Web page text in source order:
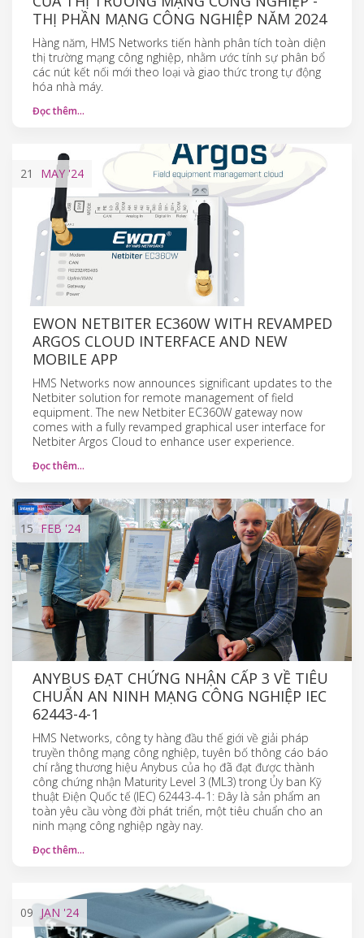
THỊ PHẦN MẠNG CÔNG NGHIỆP NĂM 2024
Hàng năm, HMS Networks tiến hành phân tích toàn diện
thị trường mạng công nghiệp, nhằm ước tính sự phân bổ
các nút kết nối mới theo loại và giao thức trong tự động
hóa nhà máy.
Đọc thêm…
21 MAY'24
EWON NETBITER EC360W WITH REVAMPED
ARGOS CLOUD INTERFACE AND NEW
MOBILE APP
HMS Networks now announces significant updates to the
Netbiter solution for remote management of field
equipment. The new Netbiter EC360W gateway now
comes with a fully revamped graphical user interface for
Netbiter Argos Cloud to enhance user experience.
Đọc thêm…
15 FEB '24
ANYBUS ĐẠT CHỨNG NHẬN CẤP 3 VỀ TIÊU
CHUẨN AN NINH MẠNG CÔNG NGHIỆP IEC
62443-4-1
HMS Networks, công ty hàng đầu thế giới về giải pháp
truyền thông mạng công nghiệp, tuyên bố thông cáo báo
chí rằng thương hiệu Anybus của họ đã đạt được thành
công chứng nhận Maturity Level 3 (ML3) trong Ủy ban Kỹ
thuật Điện Quốc tế (IEC) 62443-4-1: Đây là sản phẩm an
toàn yêu cầu vòng đời phát triển, một tiêu chuẩn cho an
ninh mạng công nghiệp ngày nay.
Đọc thêm…
09 JAN '24